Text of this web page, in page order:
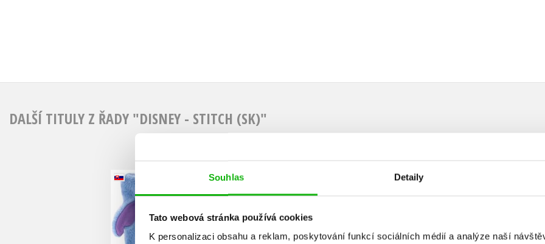
Souhlas Detaily
Tato webová stránka používá cookies
K personalizaci obsahu a reklam, poskytování funkcí sociálních médií a analýze naší
DALŠÍ TITULY Z ŘADY "DISNEY - STITCH (SK)"
Stitch - Plyšový denník
(slovensky)
Kolektiv
(slovensky)
Stitch ide do postieľky
Stitch -